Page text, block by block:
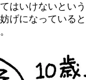
はいけないという
げになっていると